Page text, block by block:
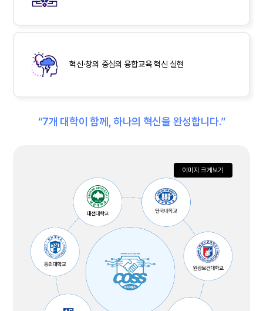
혁신·창의 중심의 융합교육 혁신 실현
“7개 대학이 함께, 하나의 혁신을 완성합니다.”
이미지 크게보기